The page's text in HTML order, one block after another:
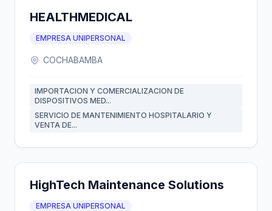
HEALTHMEDICAL
EMPRESA UNIPERSONAL
COCHABAMBA
IMPORTACION Y COMERCIALIZACION DE
DISPOSITIVOS MED...
SERVICIO DE MANTENIMIENTO HOSPITALARIO Y
VENTA DE...
HighTech Maintenance Solutions
EMPRESA UNIPERSONAL